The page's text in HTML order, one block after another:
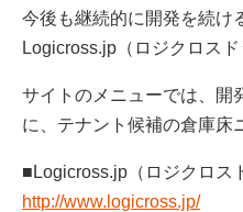
今後も継続的に開発を続け
Logicross.jp（ロジクロス
サイトのメニューでは、開
に、テナント候補の倉庫床
■Logicross.jp（ロジクロス
http://www.logicross.jp/